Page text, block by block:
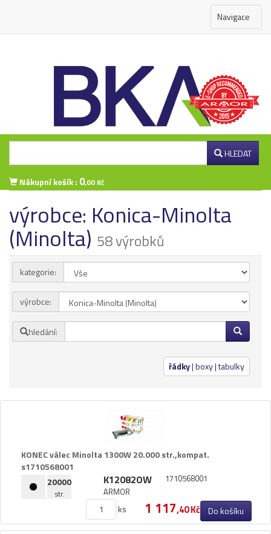
Navigace
HLEDAT
Nákupní košík : 0,00 Kč
Přihlášení zákazníka
Přihlásit se
Nová registrace Ztráta hesla
Canon
Citizen
výrobce: Konica-Minolta
(Minolta) 58 výrobků
kategorie:
výrobce:
hledání:
řádky|boxy|tabulky
KONEC válec Minolta 1300W 20.​000 str.​,​kompat.​
s1710568001
20000
str.
K12082OW
ARMOR
1710568001
ks 1 117,40 Kč Do košíku